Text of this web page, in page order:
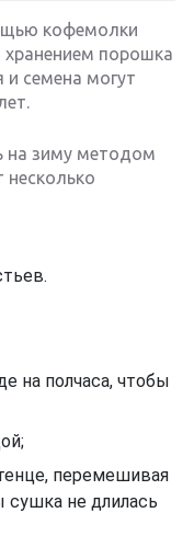
кофемолки
порошка
и семена могут
на зиму методом
несколько
на полчаса, чтобы
перемешивая
не длилась